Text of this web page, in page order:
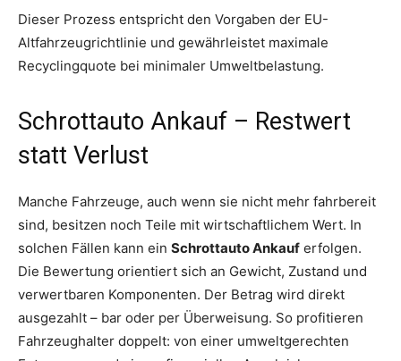
Dieser Prozess entspricht den Vorgaben der EU-
Altfahrzeugrichtlinie und gewährleistet maximale
Recyclingquote bei minimaler Umweltbelastung.
Schrottauto Ankauf – Restwert
statt Verlust
Manche Fahrzeuge, auch wenn sie nicht mehr fahrbereit
sind, besitzen noch Teile mit wirtschaftlichem Wert. In
solchen Fällen kann ein Schrottauto Ankauf erfolgen.
Die Bewertung orientiert sich an Gewicht, Zustand und
verwertbaren Komponenten. Der Betrag wird direkt
ausgezahlt – bar oder per Überweisung. So profitieren
Fahrzeughalter doppelt: von einer umweltgerechten